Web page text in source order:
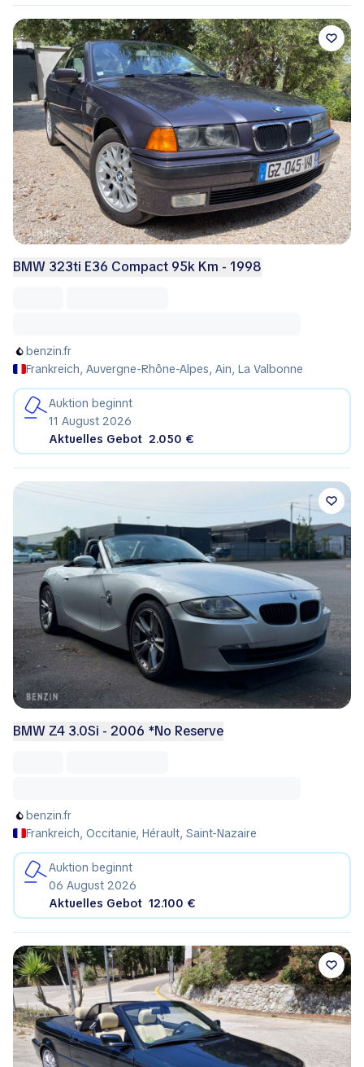
BMW 323ti E36 Compact 95k Km - 1998
benzin.fr
Frankreich, Auvergne-Rhône-Alpes, Ain, La Valbonne
Auktion beginnt
11 August 2026
Aktuelles Gebot 2.050 €
BMW Z4 3.0Si - 2006 *No Reserve
benzin.fr
Frankreich, Occitanie, Hérault, Saint-Nazaire
Auktion beginnt
06 August 2026
Aktuelles Gebot 12.100 €